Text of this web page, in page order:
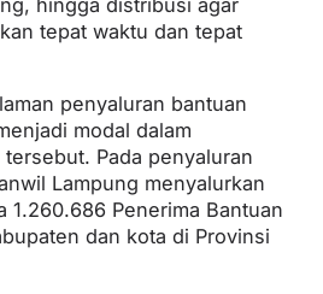
tepat waktu dan tepat
penyaluran bantuan
modal dalam
Pada penyaluran
Lampung menyalurkan
1.260.686 Penerima Bantuan
dan kota di Provinsi